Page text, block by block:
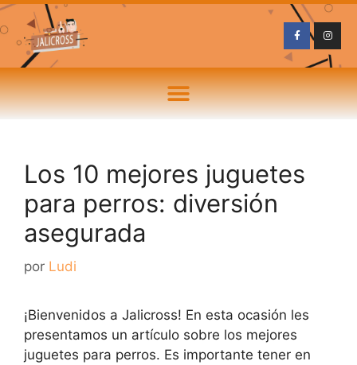
Los 10 mejores juguetes
para perros: diversión
asegurada
por Ludi
¡Bienvenidos a Jalicross! En esta ocasión les
presentamos un artículo sobre los mejores
juguetes para perros. Es importante tener en